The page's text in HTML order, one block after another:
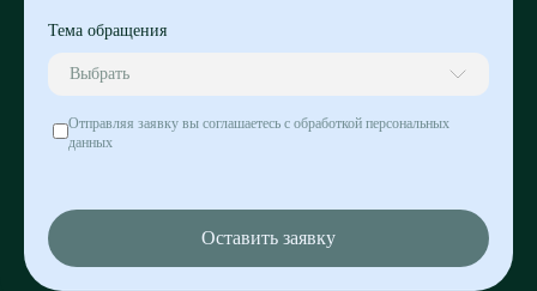
Тема обращения
Выбрать
Отправляя заявку вы соглашаетесь с обработкой персональных
данных
Оставить заявку